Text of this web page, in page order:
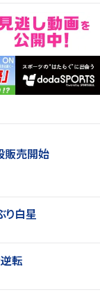
販売開始
白星
転